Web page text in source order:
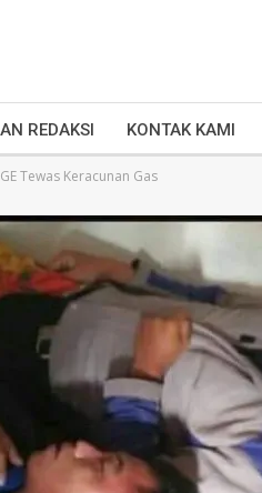
REDAKSI KONTAK KAMI
Tewas Keracunan Gas